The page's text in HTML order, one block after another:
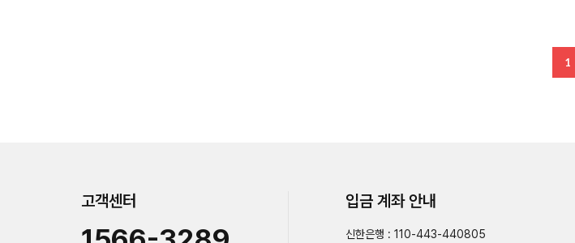
1
고객센터 입금 계좌 안내
신한은행 : 110-443-440805